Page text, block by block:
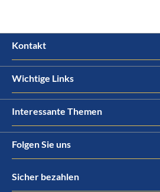
Kontakt
Wichtige Links
Interessante Themen
Folgen Sie uns
Sicher bezahlen